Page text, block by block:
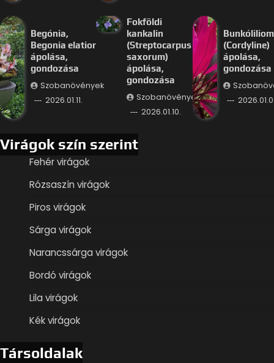
Begónia,
Begonia elatior
ápolása,
gondozása
Szobanövények
2026.01.11.
Fokföldi
kankalin
(Streptocarpus
saxorum)
ápolása,
gondozása
Szobanövények
2026.01.10.
Bunkóliliom
(Cordyline)
ápolása,
gondozása
Virágok szín szerint
Fehér virágok
Rózsaszín virágok
Piros virágok
Sárga virágok
Narancssárga virágok
Bordó virágok
Lila virágok
Kék virágok
Társoldalak